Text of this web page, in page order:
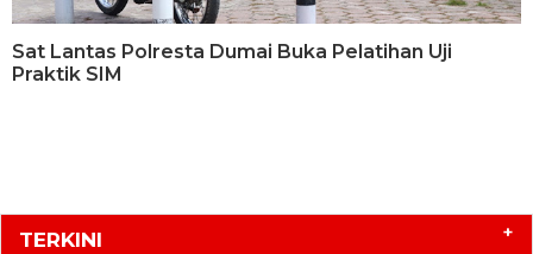
Sat Lantas Polresta Dumai Buka Pelatihan Uji
Praktik SIM
TERKINI +